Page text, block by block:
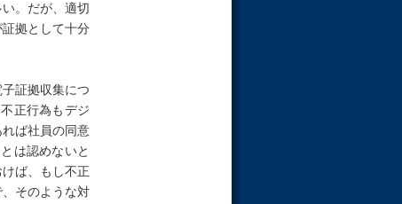
。だが、適切
拠として十分
証拠収集につ
正行為もデジ
ば社員の同意
は認めないと
ば、もし不正
そのような対